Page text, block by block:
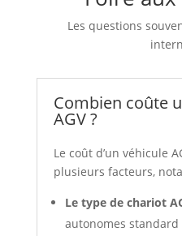
Les questions
Combien coûte
AGV ?
Le coût d’un véhicule
plusieurs facteurs,
Le type de chariot
autonomes